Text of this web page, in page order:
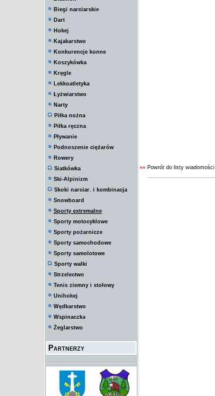
Biegi narciarskie
Dart
Hokej
Kajakarstwo
Konkurencje konne
Koszykówka
Kręgle
Lekkoatletyka
Łyżwiarstwo
Narty
Piłka nożna
Piłka ręczna
Pływanie
Podnoszenie ciężarów
Rowery
Siatkówka
Ski-Alpinizm
Skoki narciar. i kombinacja
Snowboard
Sporty extremalne
Sporty motocyklowe
Sporty pożarnicze
Sporty samochodowe
Sporty samolotowe
Sporty walki
Strzelectwo
Tenis ziemny i stołowy
Unihokej
Wędkarstwo
Wspinaczka
Żeglarstwo
Partnerzy
«« Powrót do listy wiadomości